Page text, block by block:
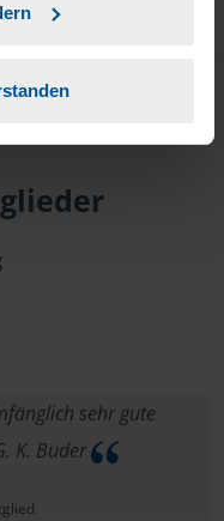
sehr gute
K. Buder